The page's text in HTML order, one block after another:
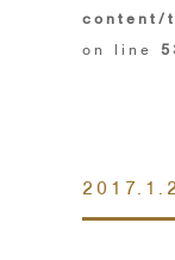
content/
on line